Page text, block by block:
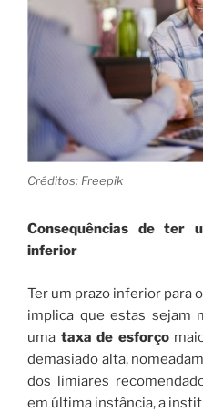
Créditos: Freepik
Consequências de ter
inferior
Ter um prazo inferior para
implica que estas sejam
uma taxa de esforço
demasiado alta,
dos limiares
em última instância, a